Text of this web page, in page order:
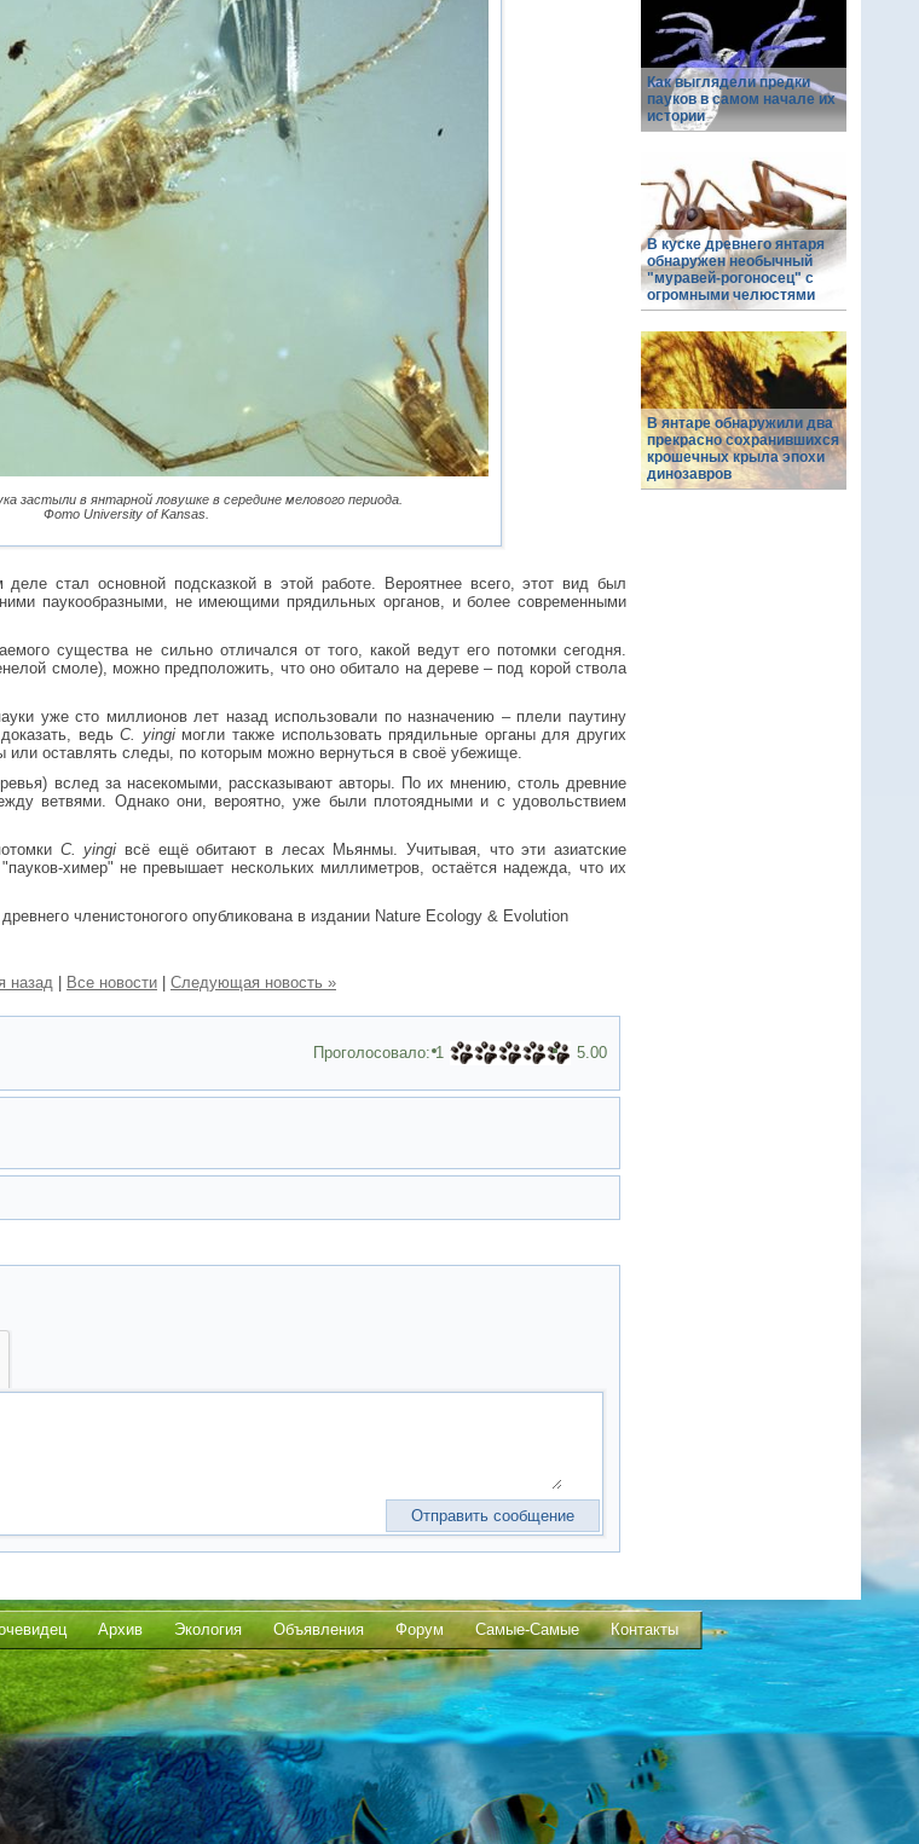
застыли в янтарной ловушке в середине мелового периода.
Фото University of Kansas.
стал основной подсказкой в этой работе. Вероятнее всего, этот вид был
паукообразными, не имеющими прядильных органов, и более современными
существа не сильно отличался от того, какой ведут его потомки сегодня.
смоле), можно предположить, что оно обитало на дереве – под корой ствола
уже сто миллионов лет назад использовали по назначению – плели паутину
ведьC. yingiмогли также использовать прядильные органы для других
или оставлять следы, по которым можно вернуться в своё убежище.
вслед за насекомыми, рассказывают авторы. По их мнению, столь древние
ветвями. Однако они, вероятно, уже были плотоядными и с удовольствием
C. yingi всё ещё обитают в лесах Мьянмы. Учитывая, что эти азиатские
химер" не превышает нескольких миллиметров, остаётся надежда, что их
членистоногого опубликована в издании Nature Ecology & Evolution
назад Все новости Следующая новость »
Проголосовало:1 5.00
Как выглядели предки
пауков в самом начале их
истории
В куске древнего янтаря
обнаружен необычный
"муравей-рогоносец" с
огромными челюстями
В янтаре обнаружили два
прекрасно сохранившихся
крошечных крыла эпохи
динозавров
Архив Экология Объявления Форум Самые-Самые Контакты